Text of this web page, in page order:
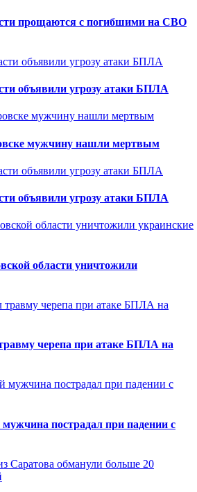
прощаются с погибшими на СВО
объявили угрозу атаки БПЛА
мужчину нашли мертвым
объявили угрозу атаки БПЛА
области уничтожили
черепа при атаке БПЛА на
пострадал при падении с